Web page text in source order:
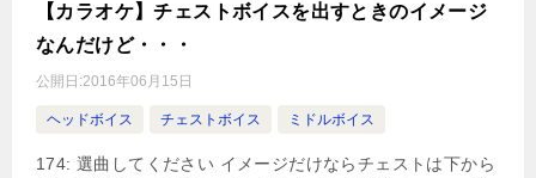
【カラオケ】チェストボイスを出すときのイメージ
なんだけど・・・
公開日:2016年06月15日
ヘッドボイス チェストボイス ミドルボイス
174: 選曲してください イメージだけならチェストは下から